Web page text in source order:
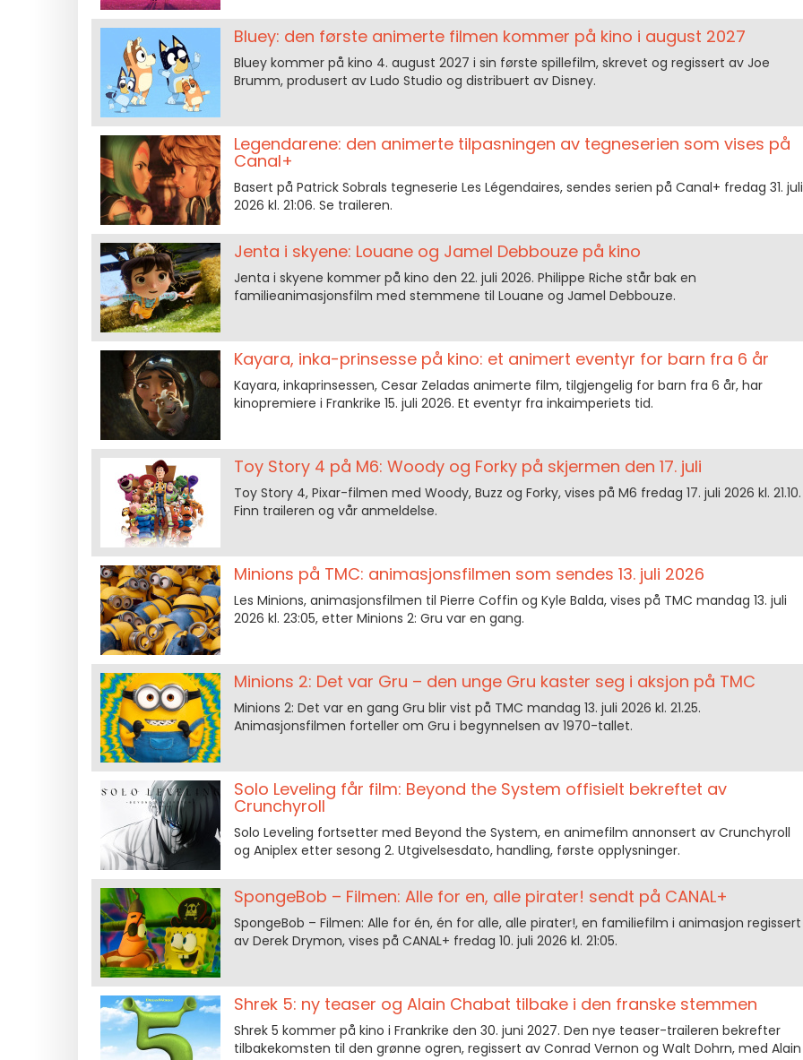
Bluey: den første animerte filmen kommer på kino i august 2027
Bluey kommer på kino 4. august 2027 i sin første spillefilm, skrevet og regissert av Joe
Brumm, produsert av Ludo Studio og distribuert av Disney.
Legendarene: den animerte tilpasningen av tegneserien som vises på
Canal+
Basert på Patrick Sobrals tegneserie Les Légendaires, sendes serien på Canal+ fredag 31. juli
2026 kl. 21:06. Se traileren.
Jenta i skyene: Louane og Jamel Debbouze på kino
Jenta i skyene kommer på kino den 22. juli 2026. Philippe Riche står bak en
familieanimasjonsfilm med stemmene til Louane og Jamel Debbouze.
Kayara, inka-prinsesse på kino: et animert eventyr for barn fra 6 år
Kayara, inkaprinsessen, Cesar Zeladas animerte film, tilgjengelig for barn fra 6 år, har
kinopremiere i Frankrike 15. juli 2026. Et eventyr fra inkaimperiets tid.
Toy Story 4 på M6: Woody og Forky på skjermen den 17. juli
Toy Story 4, Pixar-filmen med Woody, Buzz og Forky, vises på M6 fredag 17. juli 2026 kl. 21.10.
Finn traileren og vår anmeldelse.
Minions på TMC: animasjonsfilmen som sendes 13. juli 2026
Les Minions, animasjonsfilmen til Pierre Coffin og Kyle Balda, vises på TMC mandag 13. juli
2026 kl. 23:05, etter Minions 2: Gru var en gang.
Minions 2: Det var Gru – den unge Gru kaster seg i aksjon på TMC
Minions 2: Det var en gang Gru blir vist på TMC mandag 13. juli 2026 kl. 21.25.
Animasjonsfilmen forteller om Gru i begynnelsen av 1970-tallet.
Solo Leveling får film: Beyond the System offisielt bekreftet av
Crunchyroll
Solo Leveling fortsetter med Beyond the System, en animefilm annonsert av Crunchyroll
og Aniplex etter sesong 2. Utgivelsesdato, handling, første opplysninger.
SpongeBob – Filmen: Alle for en, alle pirater! sendt på CANAL+
SpongeBob – Filmen: Alle for én, én for alle, alle pirater!, en familiefilm i animasjon regissert
av Derek Drymon, vises på CANAL+ fredag 10. juli 2026 kl. 21:05.
Shrek 5: ny teaser og Alain Chabat tilbake i den franske stemmen
Shrek 5 kommer på kino i Frankrike den 30. juni 2027. Den nye teaser-traileren bekrefter
tilbakekomsten til den grønne ogren, regissert av Conrad Vernon og Walt Dohrn, med Alain